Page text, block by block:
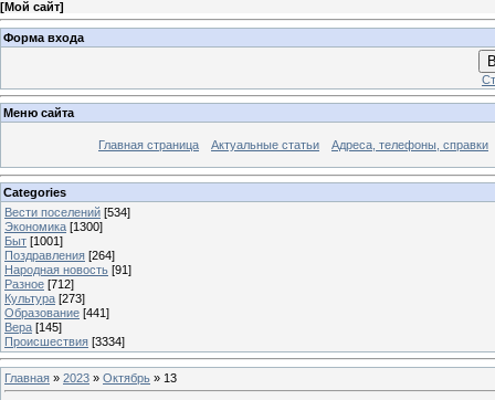
[Мой сайт]
Форма входа
Меню сайта
Главная страница Актуальные статьи Адреса, телефоны, справки
Categories
Вести поселений [534]
Экономика [1300]
Быт [1001]
Поздравления [264]
Народная новость [91]
Разное [712]
Культура [273]
Образование [441]
Вера [145]
Происшествия [3334]
Главная » 2023 » Октябрь » 13